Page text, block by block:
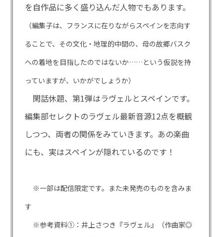
を自作品に多く盛り込んだ人物でもあります。
（編集子は、フランスに在りながらスペインを志向す
ることで、その文化・地理的中間の、母の故郷バスク
への着地を目指したのではないか……という仮説を持
っていますが、いかがでしょうか）
閑話休題、第1弾はラヴェルとスペインです。
編集部セレクトのラヴェル最新音源12点を概観
しつつ、両者の関係をみていきます。あの楽曲
にも、実はスペインが隠れているのです！
※一部は配信限定です。また未発売のものを含みま
す
※参考資料①：井上さつき『ラヴェル』（作曲家◎